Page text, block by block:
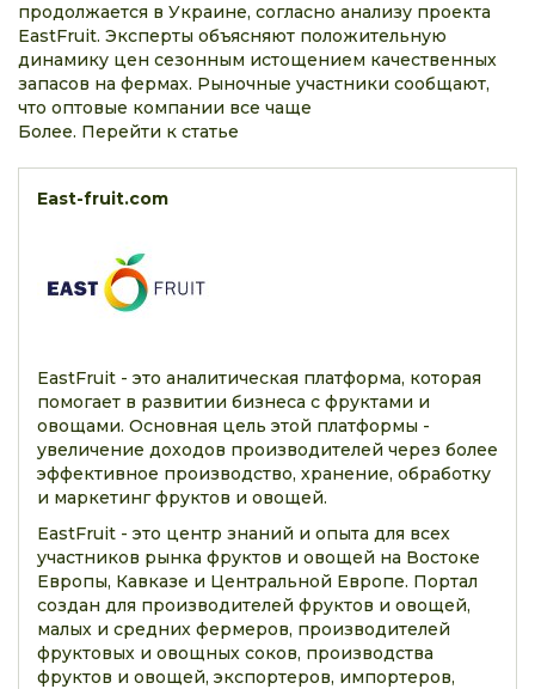
продолжается в Украине, согласно анализу проекта
EastFruit. Эксперты объясняют положительную
динамику цен сезонным истощением качественных
запасов на фермах. Рыночные участники сообщают,
что оптовые компании все чаще
Более. Перейти к статье
East-fruit.com
EastFruit - это аналитическая платформа, которая
помогает в развитии бизнеса с фруктами и
овощами. Основная цель этой платформы -
увеличение доходов производителей через более
эффективное производство, хранение, обработку
и маркетинг фруктов и овощей.
EastFruit - это центр знаний и опыта для всех
участников рынка фруктов и овощей на Востоке
Европы, Кавказе и Центральной Европе. Портал
создан для производителей фруктов и овощей,
малых и средних фермеров, производителей
фруктовых и овощных соков, производства
фруктов и овощей, экспортеров, импортеров,